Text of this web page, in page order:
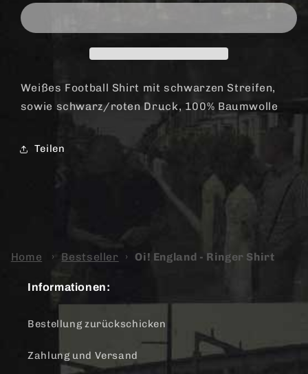
Weißes Football Shirt mit schwarzen Streifen,
sowie schwarz/roten Druck, 100% Baumwolle
Teilen
Home › Bestseller › Oi! England - Ringer Shirt
Informationen:
Bestellung zurückschicken
Zahlung und Versand